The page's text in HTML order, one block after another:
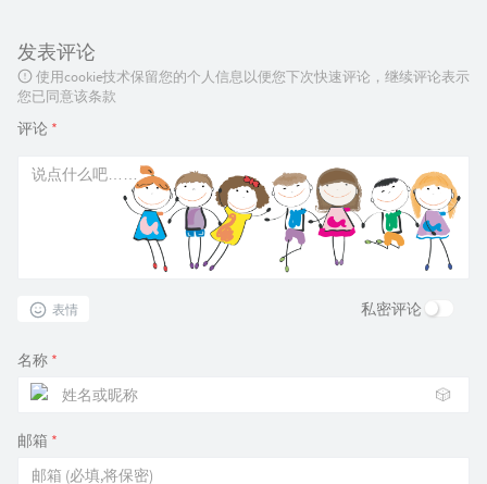
发表评论
使用cookie技术保留您的个人信息以便您下次快速评论，继续评论表示
您已同意该条款
评论 *
表情 私密评论
名称 *
🎲
邮箱 *